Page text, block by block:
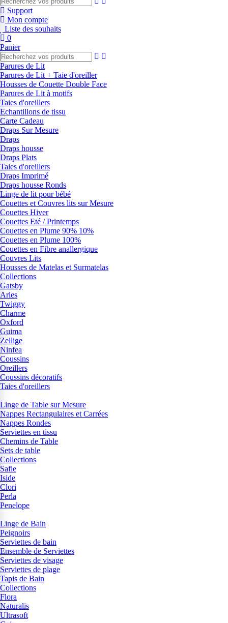
Support
Mon compte
Liste des souhaits
0
Panier
Parures de Lit
Parures de Lit + Taie d'oreiller
Housses de Couette Double Face
Parures de Lit à motifs
Taies d'oreillers
Echantillons de tissu
Carte Cadeau
Draps Sur Mesure
Draps
Draps housse
Draps Plats
Taies d'oreillers
Draps Imprimé
Draps housse Ronds
Linge de lit pour bébé
Couettes et Couvres lits sur Mesure
Couettes Hiver
Couettes Eté / Printemps
Couettes en Plume 90% 10%
Couettes en Plume 100%
Couettes en Fibre anallergique
Couvres Lits
Housses de Matelas et Surmatelas
Collections
Gatsby
Arles
Twiggy
Charme
Oxford
Guima
Zellige
Ninfea
Coussins
Oreillers
Coussins décoratifs
Taies d'oreillers
Linge de Table sur Mesure
Nappes Rectangulaires et Carrées
Nappes Rondes
Serviettes en tissu
Chemins de Table
Sets de table
Collections
Safie
Iside
Clori
Perla
Penelope
Linge de Bain
Peignoirs
Serviettes de bain
Ensemble de Serviettes
Serviettes de visage
Serviettes de plage
Tapis de Bain
Collections
Flora
Naturalis
Ultrasoft